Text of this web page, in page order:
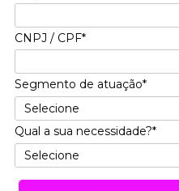
CNPJ / CPF*
Segmento de atuação*
Qual a sua necessidade?*